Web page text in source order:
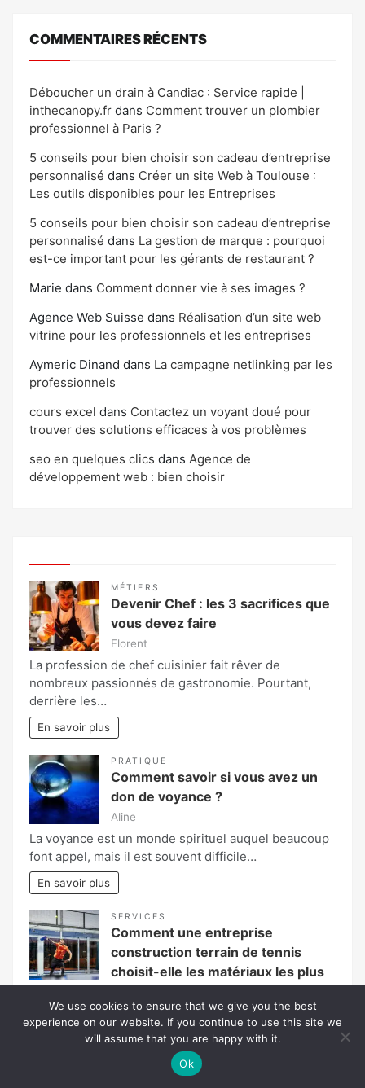
COMMENTAIRES RÉCENTS
Déboucher un drain à Candiac : Service rapide |
inthecanopy.fr dans Comment trouver un plombier
professionnel à Paris ?
5 conseils pour bien choisir son cadeau d’entreprise
personnalisé dans Créer un site Web à Toulouse :
Les outils disponibles pour les Entreprises
5 conseils pour bien choisir son cadeau d’entreprise
personnalisé dans La gestion de marque : pourquoi
est-ce important pour les gérants de restaurant ?
Marie dans Comment donner vie à ses images ?
Agence Web Suisse dans Réalisation d’un site web
vitrine pour les professionnels et les entreprises
Aymeric Dinand dans La campagne netlinking par les
professionnels
cours excel dans Contactez un voyant doué pour
trouver des solutions efficaces à vos problèmes
seo en quelques clics dans Agence de
développement web : bien choisir
MÉTIERS
Devenir Chef : les 3 sacrifices que
vous devez faire
Florent
La profession de chef cuisinier fait rêver de
nombreux passionnés de gastronomie. Pourtant,
derrière les…
En savoir plus
PRATIQUE
Comment savoir si vous avez un
don de voyance ?
Aline
La voyance est un monde spirituel auquel beaucoup
font appel, mais il est souvent difficile…
En savoir plus
SERVICES
Comment une entreprise
construction terrain de tennis
choisit-elle les matériaux les plus
résistants aux intempéries ?
Lysandre Vesperal
Construire un court de tennis durable ne consiste
pas uniquement à couler une dalle et…
We use cookies to ensure that we give you the best
experience on our website. If you continue to use this site we
will assume that you are happy with it.
Ok